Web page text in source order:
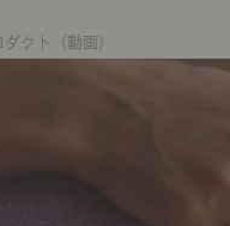
クト（動画）